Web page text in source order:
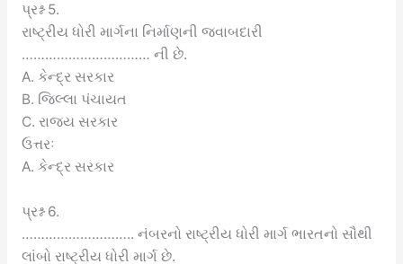
પ્રશ્ન 5.
રાષ્ટ્રીય ધોરી માર્ગના નિર્માણની જવાબદારી
…………………………… ની છે.
A. કેન્દ્ર સરકાર
B. જિલ્લા પંચાયત
C. રાજ્ય સરકાર
ઉત્તરઃ
A. કેન્દ્ર સરકાર
પ્રશ્ન 6.
……………………….. નંબરનો રાષ્ટ્રીય ધોરી માર્ગ ભારતનો સૌથી
લાંબો રાષ્ટ્રીય ધોરી માર્ગ છે.